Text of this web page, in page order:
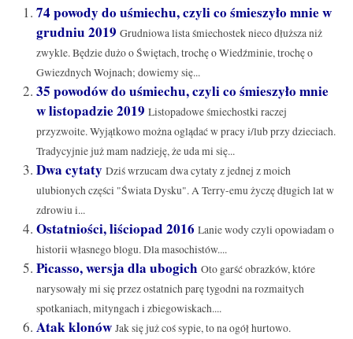
74 powody do uśmiechu, czyli co śmieszyło mnie w
grudniu 2019 Grudniowa lista śmiechostek nieco dłuższa niż
zwykle. Będzie dużo o Świętach, trochę o Wiedźminie, trochę o
Gwiezdnych Wojnach; dowiemy się...
35 powodów do uśmiechu, czyli co śmieszyło mnie
w listopadzie 2019 Listopadowe śmiechostki raczej
przyzwoite. Wyjątkowo można oglądać w pracy i/lub przy dzieciach.
Tradycyjnie już mam nadzieję, że uda mi się...
Dwa cytaty Dziś wrzucam dwa cytaty z jednej z moich
ulubionych części "Świata Dysku". A Terry-emu życzę długich lat w
zdrowiu i...
Ostatniości, liściopad 2016 Lanie wody czyli opowiadam o
historii własnego blogu. Dla masochistów....
Picasso, wersja dla ubogich Oto garść obrazków, które
narysowały mi się przez ostatnich parę tygodni na rozmaitych
spotkaniach, mityngach i zbiegowiskach....
Atak klonów Jak się już coś sypie, to na ogół hurtowo.